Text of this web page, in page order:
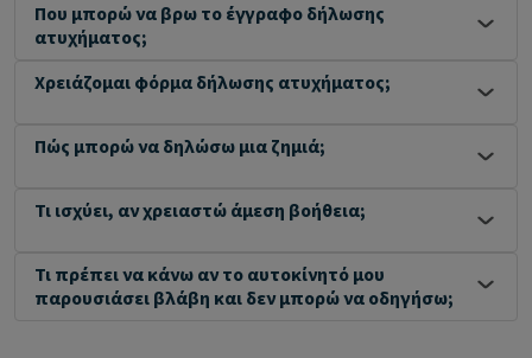
Που μπορώ να βρω το έγγραφο δήλωσης
ατυχήματος;
Χρειάζομαι φόρμα δήλωσης ατυχήματος;
Πώς μπορώ να δηλώσω μια ζημιά;
Τι ισχύει, αν χρειαστώ άμεση βοήθεια;
Τι πρέπει να κάνω αν το αυτοκίνητό μου
παρουσιάσει βλάβη και δεν μπορώ να οδηγήσω;